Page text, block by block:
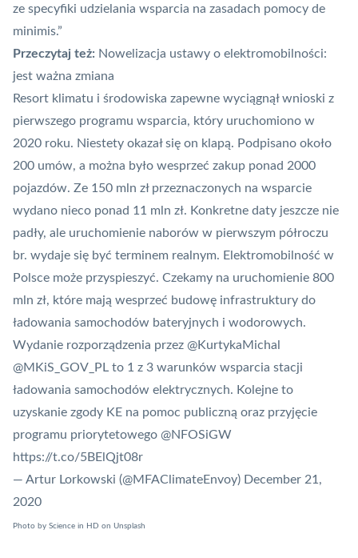
ze specyfiki udzielania wsparcia na zasadach pomocy de
minimis.”
Przeczytaj też: Nowelizacja ustawy o elektromobilności:
jest ważna zmiana
Resort klimatu i środowiska zapewne wyciągnął wnioski z
pierwszego programu wsparcia, który uruchomiono w
2020 roku. Niestety okazał się on klapą. Podpisano około
200 umów, a można było wesprzeć zakup ponad 2000
pojazdów. Ze 150 mln zł przeznaczonych na wsparcie
wydano nieco ponad 11 mln zł. Konkretne daty jeszcze nie
padły, ale uruchomienie naborów w pierwszym półroczu
br. wydaje się być terminem realnym. Elektromobilność w
Polsce może przyspieszyć. Czekamy na uruchomienie 800
mln zł, które mają wesprzeć budowę infrastruktury do
ładowania samochodów bateryjnych i wodorowych.
Wydanie rozporządzenia przez ⁦ @KurtykaMichal
@MKiS_GOV_PL ⁩ to 1 z 3 warunków wsparcia stacji
ładowania samochodów elektrycznych. Kolejne to
uzyskanie zgody KE na pomoc publiczną oraz przyjęcie
programu priorytetowego ⁦ @NFOSiGW
https://t.co/5BElQjt08r
— Artur Lorkowski (@MFAClimateEnvoy) December 21,
2020
Photo by Science in HD on Unsplash